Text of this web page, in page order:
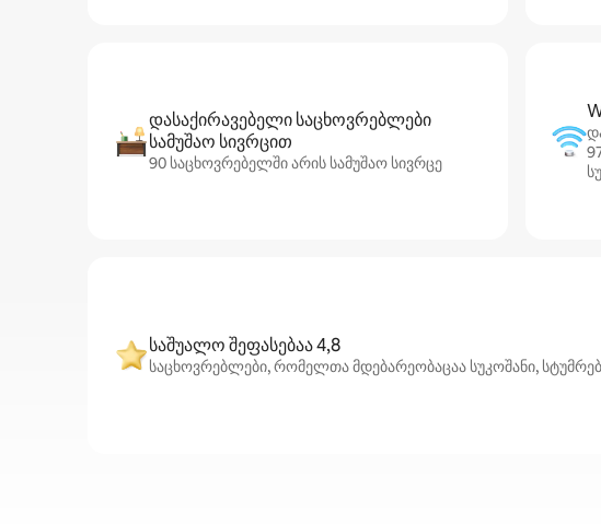
დასაქირავებელი საცხოვრებლები
სამუშაო სივრცით
90 საცხოვრებელში არის სამუშაო სივრცე
საშუალო შეფასებაა 4,8
საცხოვრებლები, რომელთა მდებარეობაცაა სუკოშანი,